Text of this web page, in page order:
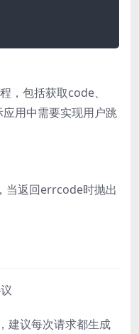
，包括获取code、
用中需要实现用户跳
当返回errcode时抛出
建议每次请求都生成